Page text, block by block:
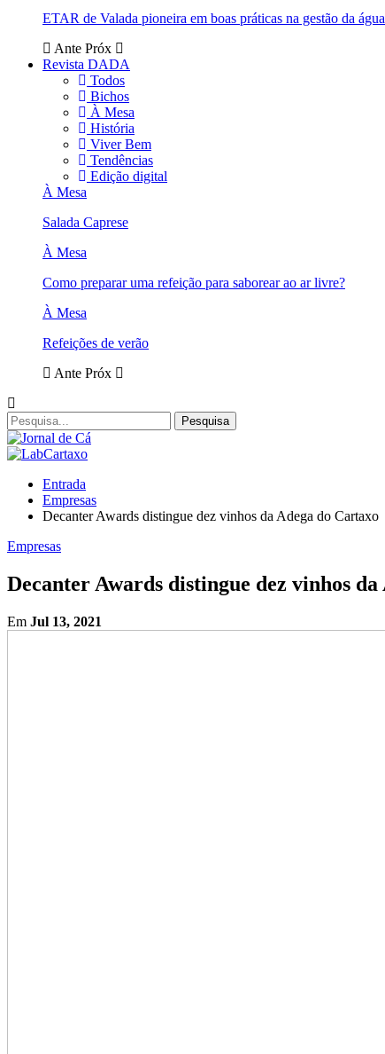
ETAR de Valada pioneira em boas práticas na gestão da água
Ante Próx
Revista DADA
Todos
Bichos
À Mesa
História
Viver Bem
Tendências
Edição digital
À Mesa
Salada Caprese
À Mesa
Como preparar uma refeição para saborear ao ar livre?
À Mesa
Refeições de verão
Ante Próx
Entrada
Empresas
Decanter Awards distingue dez vinhos da Adega do Cartaxo
Empresas
Decanter Awards distingue dez vinhos
Em Jul 13, 2021